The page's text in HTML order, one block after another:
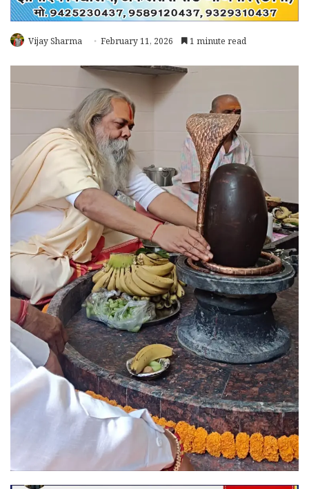
Vijay Sharma February 11, 2026 1 minute read